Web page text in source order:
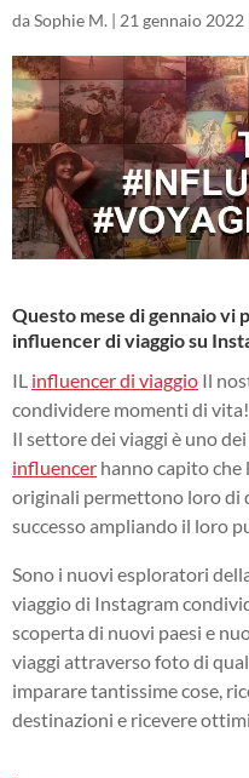
daSophie M. | 21 gennaio 2022
Questo mese di gennaio vi
influencer di viaggio su
IL influencer di viaggio Il
condividere momenti di vita!
Il settore dei viaggi è uno
influencer hanno capito che
originali permettono loro di
successo ampliando il loro
Sono i nuovi esploratori
viaggio di Instagram
scoperta di nuovi paesi e
viaggi attraverso foto di
imparare tantissime cose,
destinazioni e ricevere